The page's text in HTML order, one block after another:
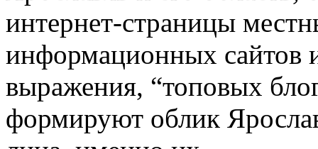
интернет-страницы
информационных сайтов
выражения, “топовых
формируют облик